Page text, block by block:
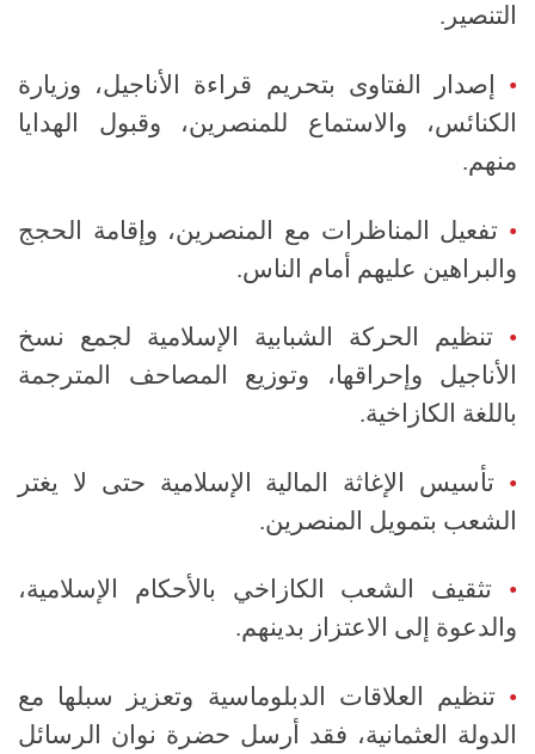
التنصير.
• إصدار الفتاوى بتحريم قراءة الأناجيل، وزيارة
الكنائس، والاستماع للمنصرين، وقبول الهدايا
منهم.
• تفعيل المناظرات مع المنصرين، وإقامة الحجج
والبراهين عليهم أمام الناس.
• تنظيم الحركة الشبابية الإسلامية لجمع نسخ
الأناجيل وإحراقها، وتوزيع المصاحف المترجمة
باللغة الكازاخية.
• تأسيس الإغاثة المالية الإسلامية حتى لا يغتر
الشعب بتمويل المنصرين.
• تثقيف الشعب الكازاخي بالأحكام الإسلامية،
والدعوة إلى الاعتزاز بدينهم.
• تنظيم العلاقات الدبلوماسية وتعزيز سبلها مع
الدولة العثمانية، فقد أرسل حضرة نوان الرسائل